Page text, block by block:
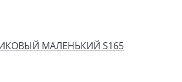
МАЛЕНЬКИЙ S165